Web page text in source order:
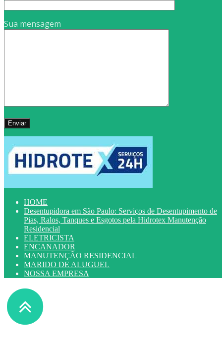
Sua mensagem
HOME
Desentupidora em São Paulo: Serviços de Desentupimento de
Pias, Ralos, Tanques e Esgotos pela Hidrotex Manutenção
Residencial
ELETRICISTA
ENCANADOR
MANUTENÇÃO RESIDENCIAL
MARIDO DE ALUGUEL
NOSSA EMPRESA